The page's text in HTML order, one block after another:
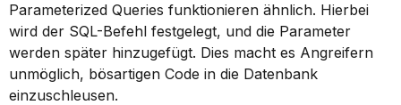
Parameterized Queries funktionieren ähnlich. Hierbei
wird der SQL-Befehl festgelegt, und die Parameter
werden später hinzugefügt. Dies macht es Angreifern
unmöglich, bösartigen Code in die Datenbank
einzuschleusen.